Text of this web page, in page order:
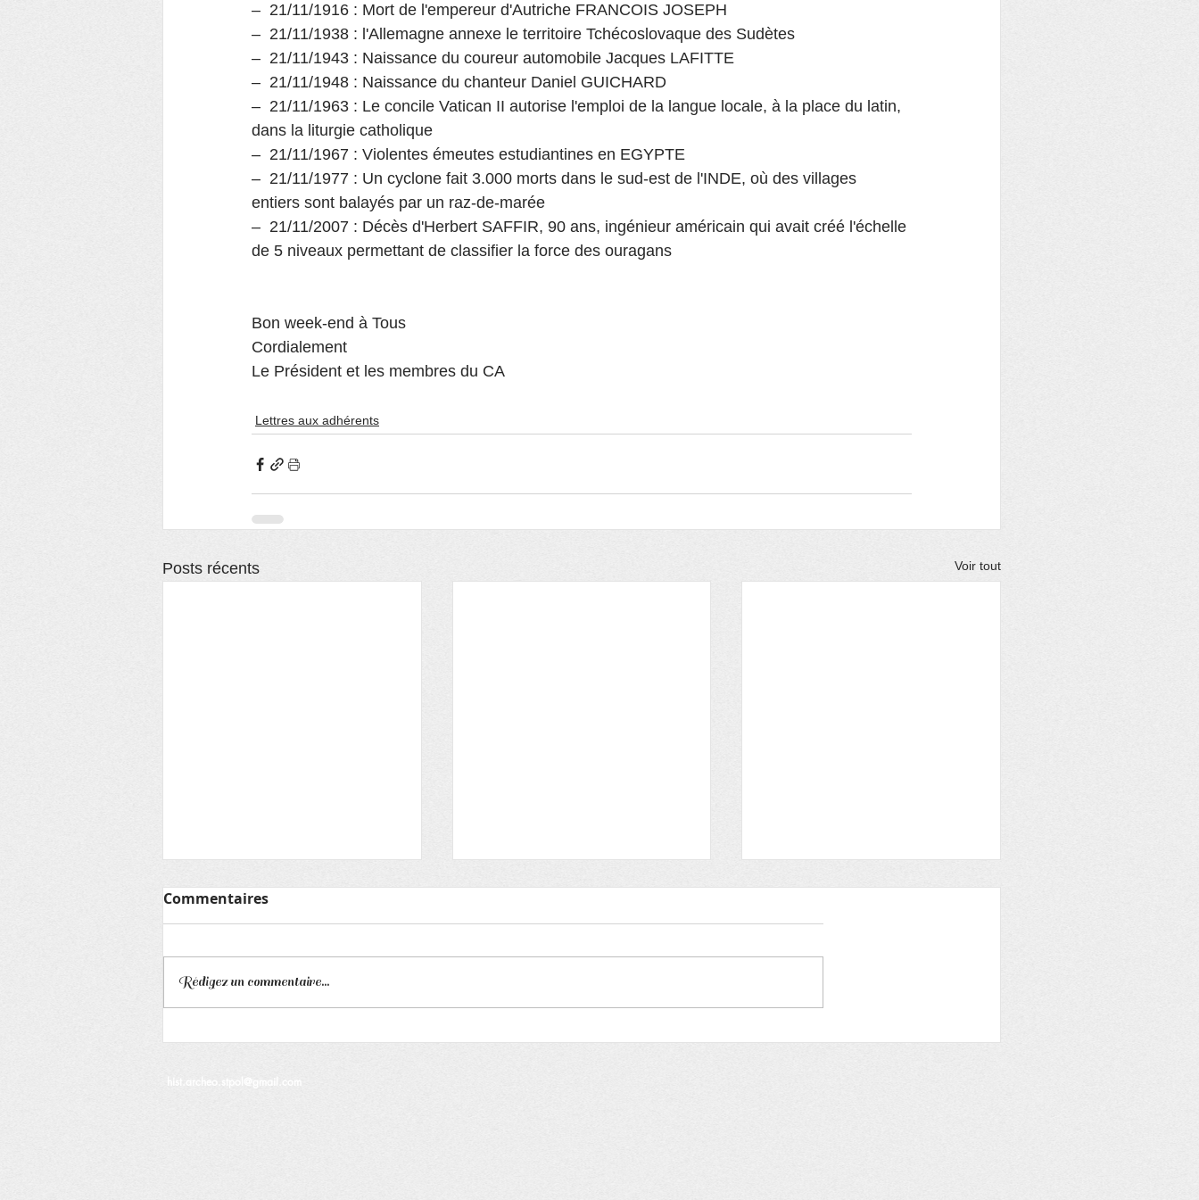
–  21/11/1916 : Mort de l'empereur d'Autriche FRANCOIS JOSEPH
–  21/11/1938 : l'Allemagne annexe le territoire Tchécoslovaque des Sudètes
–  21/11/1943 : Naissance du coureur automobile Jacques LAFITTE
–  21/11/1948 : Naissance du chanteur Daniel GUICHARD
–  21/11/1963 : Le concile Vatican II autorise l'emploi de la langue locale, à la place du latin,
dans la liturgie catholique
–  21/11/1967 : Violentes émeutes estudiantines en EGYPTE
–  21/11/1977 : Un cyclone fait 3.000 morts dans le sud-est de l'INDE, où des villages
entiers sont balayés par un raz-de-marée
–  21/11/2007 : Décès d'Herbert SAFFIR, 90 ans, ingénieur américain qui avait créé l'échelle
de 5 niveaux permettant de classifier la force des ouragans
Bon week-end à Tous
Cordialement
Le Président et les membres du CA
Lettres aux adhérents
Posts récents Voir tout
Lettre aux adhérents
HISTOIRE et ARCHEOLOGIE
Pétronille Asso La conférence «
Lettre aux adhérents
HISTOIRE et ARCHEOLOGIE
Lettre aux adhérents
HISTOIRE et ARCHEOLOGIE
Commentaires
Rédigez un commentaire...
hist.archeo.stpol@gmail.com